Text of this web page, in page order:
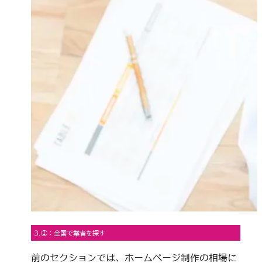
3.①：全国で業者を探す
前のセクションでは、ホームページ制作の相場に